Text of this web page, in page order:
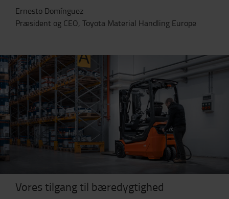
Ernesto Domínguez
Præsident og CEO, Toyota Material Handling Europe
Vores tilgang til bæredygtighed